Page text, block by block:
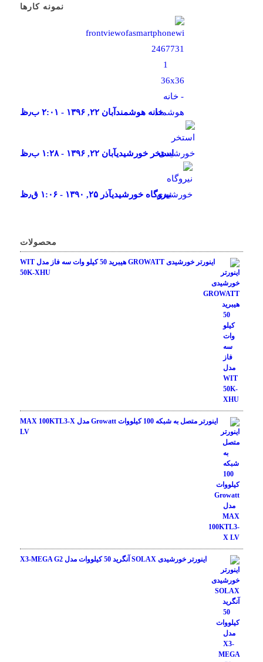
نمونه کارها
خانه هوشمند آبان ۲۲, ۱۳۹۶ - ۲:۰۱ ب٫ظ
استخر خورشیدیآبان ۲۲, ۱۳۹۶ - ۱:۲۸ ب٫ظ
نیروگاه خورشیدیآذر ۲۵, ۱۳۹۰ - ۱:۰۶ ق٫ظ
محصولات
اینورتر خورشیدی GROWATT هیبرید 50 کیلو وات سه فاز مدل WIT
50K-XHU
اینورتر متصل به شبکه 100 کیلووات Growatt مدل MAX 100KTL3-X
LV
اینورتر خورشیدی SOLAX آنگرید 50 کیلووات مدل X3-MEGA G2